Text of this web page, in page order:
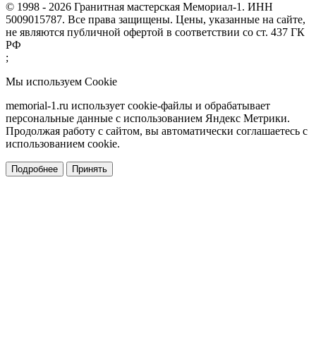
© 1998 - 2026 Гранитная мастерская Мемориал-1. ИНН
5009015787. Все права защищены. Цены, указанные на сайте,
не являются публичной офертой в соответствии со ст. 437 ГК
РФ
;
Мы используем Cookie
memorial-1.ru использует cookie-файлы и обрабатывает
персональные данные с использованием Яндекс Метрики.
Продолжая работу с сайтом, вы автоматически соглашаетесь с
использованием cookie.
Подробнее Принять